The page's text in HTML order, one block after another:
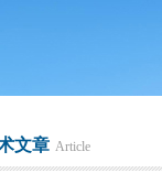
文章 Article